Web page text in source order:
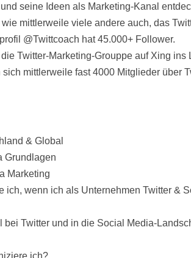
seine Ideen als Marketing-Kanal
mittlerweile viele andere auch, das
@Twittcoach hat 45.000+ Follower.
Twitter-Marketing-Grouppe auf Xing ins
mittlerweile fast 4000 Mitglieder über
& Global
Grundlagen
Marketing
ich, wenn ich als Unternehmen Twitter &
bei Twitter und in die Social Media-
ich?